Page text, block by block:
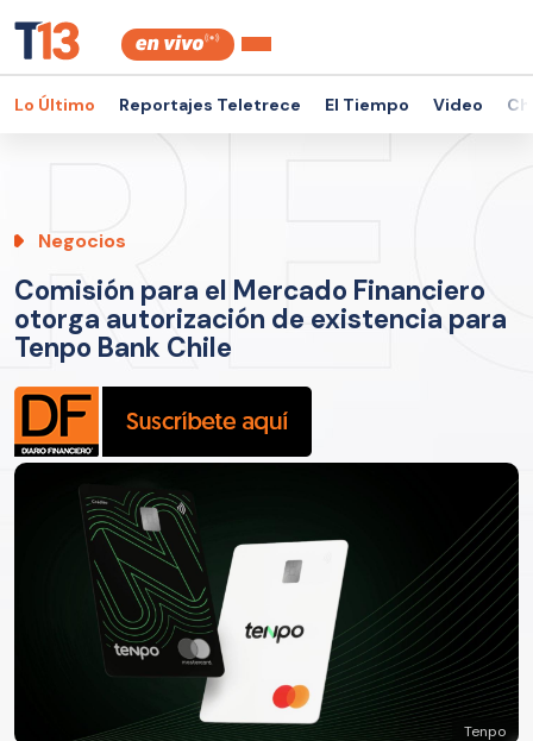
Lo Último Reportajes Teletrece El Tiempo Video
Negocios
Comisión para el Mercado Financiero
otorga autorización de existencia para
Tenpo Bank Chile
Tenpo